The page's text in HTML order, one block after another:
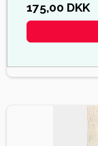
175,00 DKK